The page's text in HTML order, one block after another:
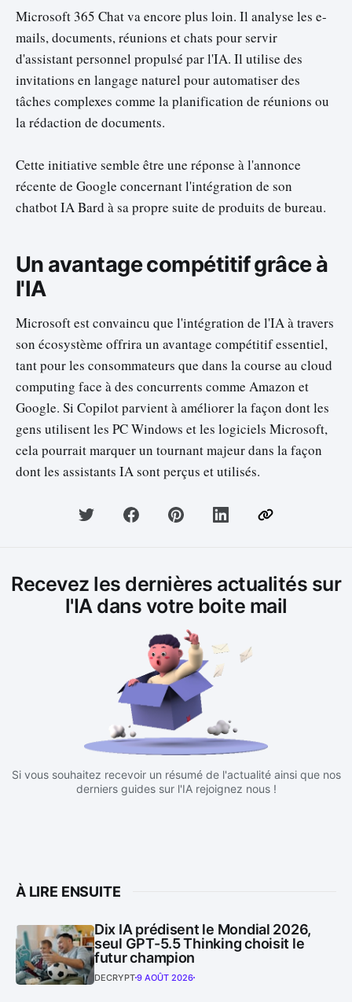
Microsoft 365 Chat va encore plus loin. Il analyse les e-
mails, documents, réunions et chats pour servir
d'assistant personnel propulsé par l'IA. Il utilise des
invitations en langage naturel pour automatiser des
tâches complexes comme la planification de réunions ou
la rédaction de documents.
Cette initiative semble être une réponse à l'annonce
récente de Google concernant l'intégration de son
chatbot IA Bard à sa propre suite de produits de bureau.
Un avantage compétitif grâce à
l'IA
Microsoft est convaincu que l'intégration de l'IA à travers
son écosystème offrira un avantage compétitif essentiel,
tant pour les consommateurs que dans la course au cloud
computing face à des concurrents comme Amazon et
Google. Si Copilot parvient à améliorer la façon dont les
gens utilisent les PC Windows et les logiciels Microsoft,
cela pourrait marquer un tournant majeur dans la façon
dont les assistants IA sont perçus et utilisés.
Recevez les dernières actualités sur
l'IA dans votre boite mail
Si vous souhaitez recevoir un résumé de l'actualité ainsi que nos
derniers guides sur l'IA rejoignez nous !
À LIRE ENSUITE
Dix IA prédisent le Mondial 2026,
seul GPT-5.5 Thinking choisit le
futur champion
DECRYPT9 AOÛT 2026